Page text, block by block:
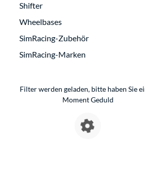
Shifter
Wheelbases
SimRacing-Zubehör
SimRacing-Marken
Filter werden geladen, bitte haben Sie
Moment Geduld